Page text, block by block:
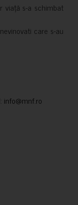
viață s-a schimbat
care s-au
info@mnf.ro